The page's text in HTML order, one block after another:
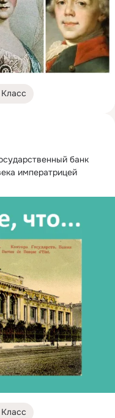
Класс
банк
императрицей
Класс